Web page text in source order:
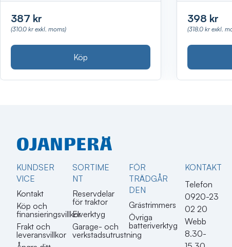
387 kr
(310.0 kr exkl. moms)
Köp
398 kr
(318.0 kr exkl.
KUNDSER
VICE
Kontakt
Köp och
finansieringsvillkor
Frakt och
leveransvillkor
SORTIME
NT
Reservdelar
för traktor
Elverktyg
Garage- och
verkstadsutrustning
FÖR
TRÄDGÅR
DEN
Grästrimmers
Övriga
batteriverktyg
KONTAKT​
Telefon
0920-23
02 20
Webb
8.30-